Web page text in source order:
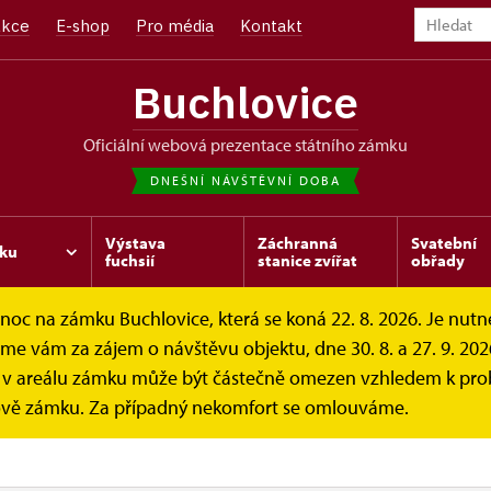
E-shop Pro média Kontakt
Buchlovice
oficiální webová prezentace státního zámku
DNEŠNÍ NÁVŠTĚVNÍ DOBA
Výstava
fuchsií
Záchranná
stanice zvířat
Svatební
obřady
na zámku Buchlovice, která se koná 22. 8. 2026. Je
vám za zájem o návštěvu objektu, dne 30. 8. a 27. 9.
areálu zámku může být částečně omezen vzhledem k
zámku. Za případný nekomfort se omlouváme.
fuchsií